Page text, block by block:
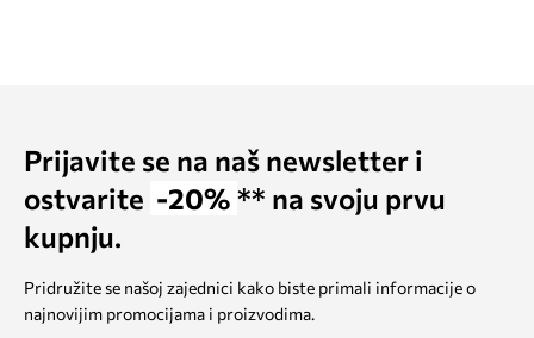
Prijavite se na naš newsletter i
ostvarite -20% ** na svoju prvu
kupnju.
Pridružite se našoj zajednici kako biste primali informacije o
najnovijim promocijama i proizvodima.